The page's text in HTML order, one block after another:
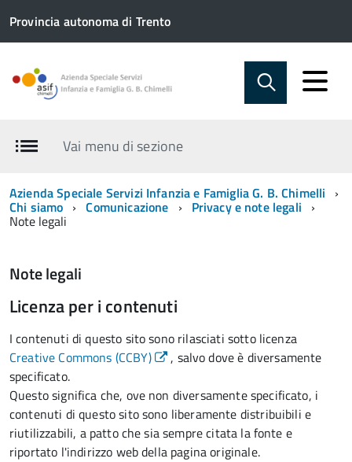
Provincia autonoma di Trento
Vai menu di sezione
Azienda Speciale Servizi Infanzia e Famiglia G. B. Chimelli
Chi siamo Comunicazione Privacy e note legali
Note legali
Note legali
Licenza per i contenuti
I contenuti di questo sito sono rilasciati sotto licenza
Creative Commons (CCBY)
, salvo dove è diversamente
specificato.
Questo significa che, ove non diversamente specificato, i
contenuti di questo sito sono liberamente distribuibili e
riutilizzabili, a patto che sia sempre citata la fonte e
riportato l'indirizzo web della pagina originale.